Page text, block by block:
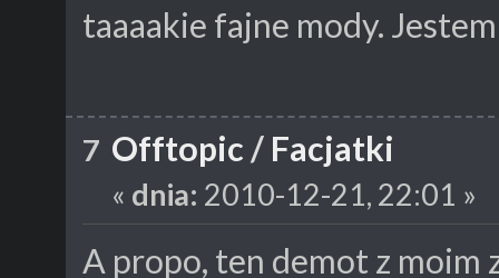
taaaakie fajne mody.
7 Offtopic / Facjatki
« dnia: 2010-12-21, 22:01 »
A propo, ten demot z moim